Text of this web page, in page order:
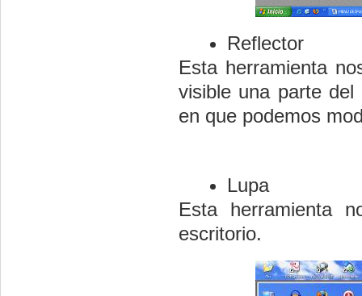
Reflector
Esta herramienta
visible una parte
en que podemos
Lupa
Esta herramienta
escritorio.